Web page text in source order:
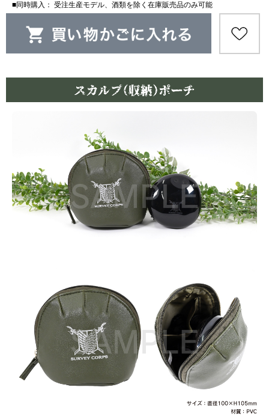
■同時購入： 受注生産モデル、酒類を除く在庫販売品のみ可能